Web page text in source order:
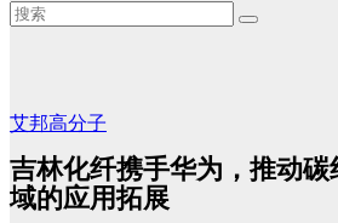
艾邦高分子
吉林化纤携手华为，推动
域的应用拓展